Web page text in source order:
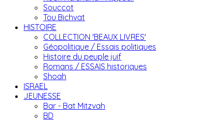
Souccot
Tou Bichvat
HISTOIRE
COLLECTION 'BEAUX LIVRES'
Géopolitique / Essais politiques
Histoire du peuple juif
Romans / ESSAIS historiques
Shoah
ISRAEL
JEUNESSE
Bar - Bat Mitzvah
BD